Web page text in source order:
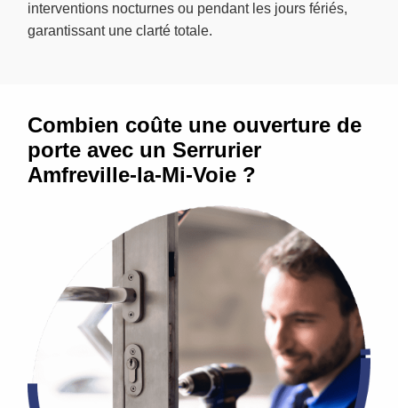
interventions nocturnes ou pendant les jours fériés,
garantissant une clarté totale.
Combien coûte une ouverture de
porte avec un Serrurier
Amfreville-la-Mi-Voie ?